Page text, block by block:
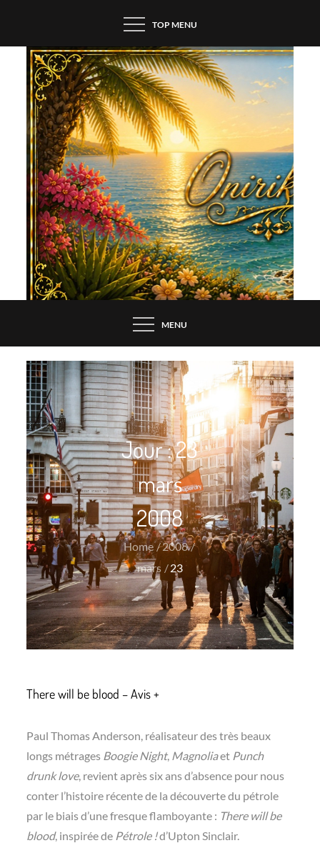
content
TOP MENU
MENU
Jour :23
mars
2008
Home
2008
mars
23
There will be blood – Avis +
Paul Thomas Anderson, réalisateur des très beaux
longs métrages Boogie Night, Magnoliaet Punch
drunk love, revient après six ans d’absence pour nous
conter l’histoire récente de la découverte du pétrole
par le biais d’une fresque flamboyante : There will be
blood, inspirée de Pétrole !d’Upton Sinclair.